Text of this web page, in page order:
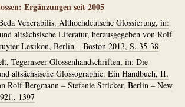
Ergänzungen seit 2005
Venerabilis. Althochdeutsche Glossierung, in:
altsächsische Literatur, herausgegeben von Rolf
Lexikon, Berlin – Boston 2013, S. 35-38
Tegernseer Glossenhandschriften, in: Die
altsächsische Glossographie. Ein Handbuch, II,
Rolf Bergmann – Stefanie Stricker, Berlin – New
1397